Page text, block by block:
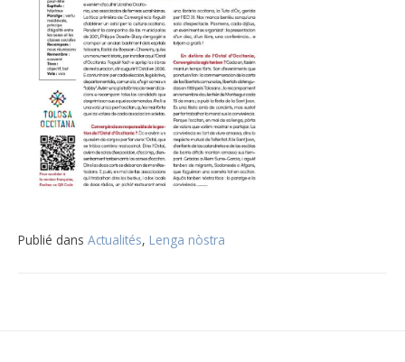
Publié dans Actualités, Lenga nòstra